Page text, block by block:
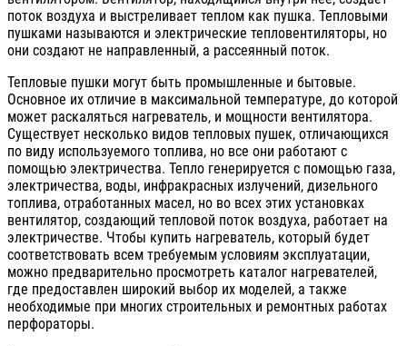
поток воздуха и выстреливает теплом как пушка. Тепловыми
пушками называются и электрические тепловентиляторы, но
они создают не направленный, а рассеянный поток.
Тепловые пушки могут быть промышленные и бытовые.
Основное их отличие в максимальной температуре, до которой
может раскаляться нагреватель, и мощности вентилятора.
Существует несколько видов тепловых пушек, отличающихся
по виду используемого топлива, но все они работают с
помощью электричества. Тепло генерируется с помощью газа,
электричества, воды, инфракрасных излучений, дизельного
топлива, отработанных масел, но во всех этих установках
вентилятор, создающий тепловой поток воздуха, работает на
электричестве. Чтобы купить нагреватель, который будет
соответствовать всем требуемым условиям эксплуатации,
можно предварительно просмотреть каталог нагревателей,
где предоставлен широкий выбор их моделей, а также
необходимые при многих строительных и ремонтных работах
перфораторы.